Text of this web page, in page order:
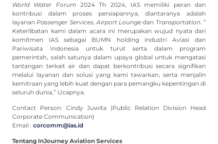
World Water Forum 2024 Th 2024, IAS memiliki peran dan
kontribusi dalam proses persiapannya, diantaranya adalah
layanan Passenger Services, Airport Lounge dan Transportation . ”
Keterlibatan kami dalam acara ini merupakan wujud nyata dari
komitmen IAS sebagai BUMN holding industri Aviasi dan
Pariwisata Indonesia untuk turut serta dalam program
pemerintah, salah satunya dalam upaya global untuk mengatasi
tantangan terkait air dan dapat berkontribusi secara signifikan
melalui layanan dan solusi yang kami tawarkan, serta menjalin
kemitraan yang lebih kuat dengan para pemangku kepentingan di
seluruh dunia,” Ucapnya.
Contact Person: Cindy Juwita (Public Relation Division Head
Corporate Communication)
Email : corcomm@ias.id
Tentang InJourney Aviation Services